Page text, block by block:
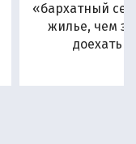
«бархатный
жилье, чем
доехать